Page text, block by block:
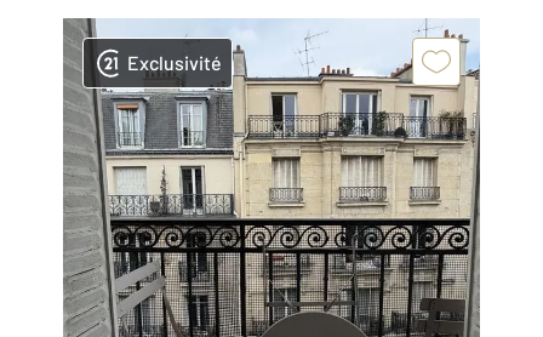
Exclusivité